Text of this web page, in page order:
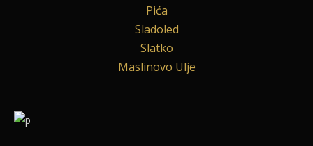
Pića
Sladoled
Slatko
Maslinovo Ulje